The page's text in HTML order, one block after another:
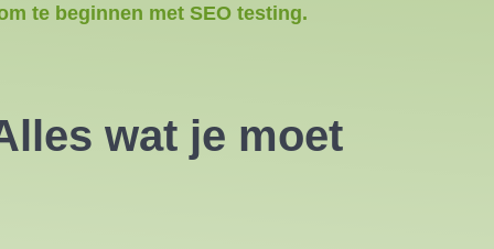
te beginnen met SEO testing.
wat je moet